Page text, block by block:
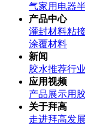
气家用电器
产品中心
灌封材料粘
涂覆材料
新闻
胶水推荐行
应用视频
产品展示用
关于拜高
走进拜高发